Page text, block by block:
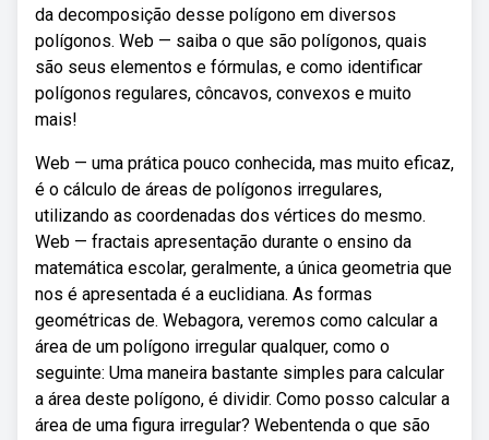
da decomposição desse polígono em diversos
polígonos. Web — saiba o que são polígonos, quais
são seus elementos e fórmulas, e como identificar
polígonos regulares, côncavos, convexos e muito
mais!
Web — uma prática pouco conhecida, mas muito eficaz,
é o cálculo de áreas de polígonos irregulares,
utilizando as coordenadas dos vértices do mesmo.
Web — fractais apresentação durante o ensino da
matemática escolar, geralmente, a única geometria que
nos é apresentada é a euclidiana. As formas
geométricas de. Webagora, veremos como calcular a
área de um polígono irregular qualquer, como o
seguinte: Uma maneira bastante simples para calcular
a área deste polígono, é dividir. Como posso calcular a
área de uma figura irregular? Webentenda o que são